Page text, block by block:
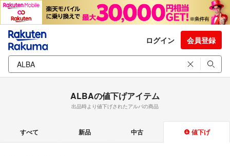
ログイン 会員登録
ALBAの値下げアイテム
出品時より値下げされたアルバの商品
すべて 新品 中古 値下げ